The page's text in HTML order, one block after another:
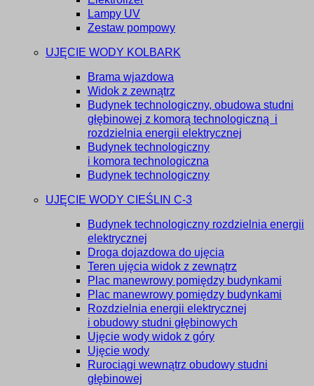
Lampy UV
Zestaw pompowy
UJĘCIE WODY KOLBARK
Brama wjazdowa
Widok z zewnątrz
Budynek technologiczny, obudowa studni
głębinowej z komorą technologiczną i
rozdzielnia energii elektrycznej
Budynek technologiczny
i komora technologiczna
Budynek technologiczny
UJĘCIE WODY CIEŚLIN C-3
Budynek technologiczny rozdzielnia energii
elektrycznej
Droga dojazdowa do ujęcia
Teren ujęcia widok z zewnątrz
Plac manewrowy pomiędzy budynkami
Plac manewrowy pomiędzy budynkami
Rozdzielnia energii elektrycznej
i obudowy studni głębinowych
Ujęcie wody widok z góry
Ujęcie wody
Rurociągi wewnątrz obudowy studni
głębinowej